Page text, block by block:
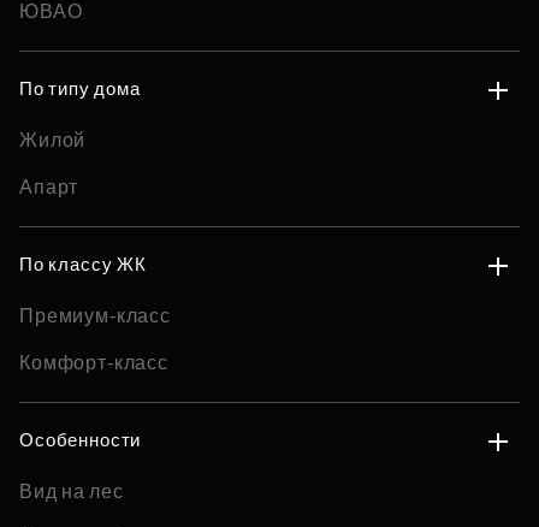
ЮВАО
По типу дома
Жилой
Апарт
По классу ЖК
Премиум-класс
Комфорт-класс
Особенности
Вид на лес